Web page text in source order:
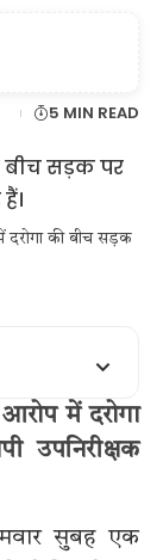
5 MIN READ
दरोगा की बीच सड़क
में दरोगा
उपनिरीक्षक
सुबह एक